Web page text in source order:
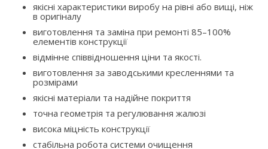
якісні характеристики виробу на рівні або вищі, ніж
в оригіналу
виготовлення та заміна при ремонті 85–100%
елементів конструкції
відмінне співвідношення ціни та якості.
виготовлення за заводськими кресленнями та
розмірами
якісні матеріали та надійне покриття
точна геометрія та регулювання жалюзі
висока міцність конструкції
стабільна робота системи очищення